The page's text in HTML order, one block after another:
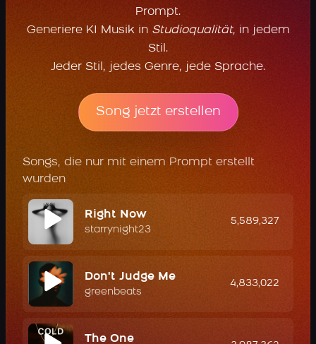
Prompt.
Generiere KI Musik in Studioqualität, in jedem
Stil.
Jeder Stil, jedes Genre, jede Sprache.
Song jetzt erstellen
Songs, die nur mit einem Prompt erstellt
wurden
Right Now
starrynight23
5,589,327
Don't Judge Me
greenbeats
4,833,022
The One